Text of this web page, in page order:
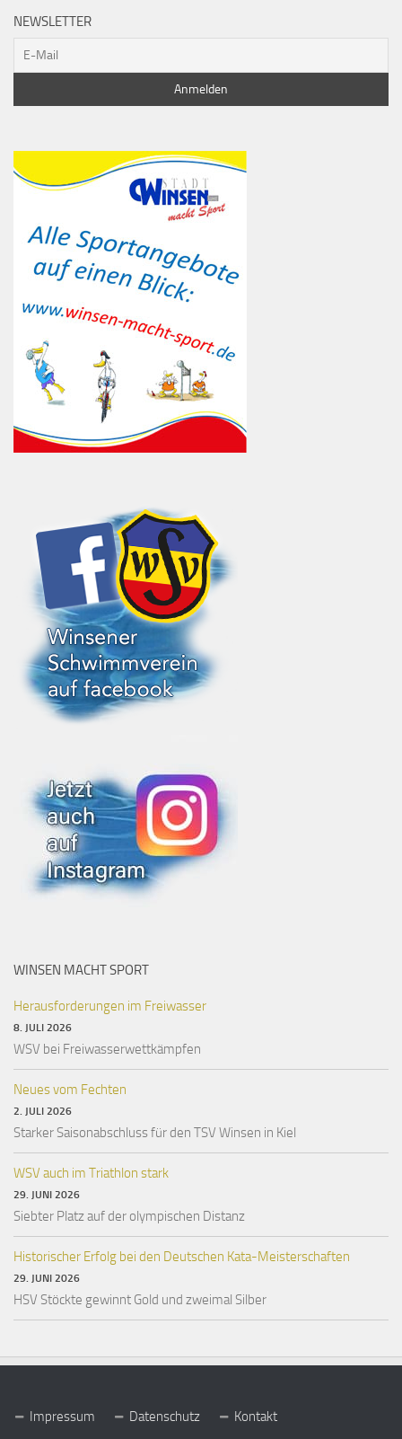
NEWSLETTER
WINSEN MACHT SPORT
Herausforderungen im Freiwasser
8. JULI 2026
WSV bei Freiwasserwettkämpfen
Neues vom Fechten
2. JULI 2026
Starker Saisonabschluss für den TSV Winsen in Kiel
WSV auch im Triathlon stark
29. JUNI 2026
Siebter Platz auf der olympischen Distanz
Historischer Erfolg bei den Deutschen Kata-Meisterschaften
29. JUNI 2026
HSV Stöckte gewinnt Gold und zweimal Silber
Impressum Datenschutz Kontakt